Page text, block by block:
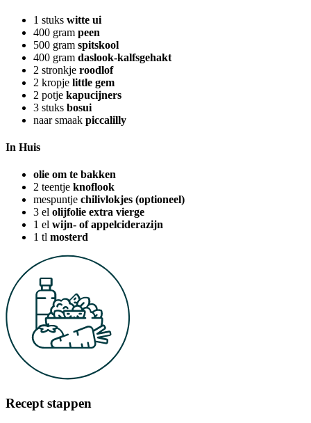
1 stuks witte ui
400 gram peen
500 gram spitskool
400 gram daslook-kalfsgehakt
2 stronkje roodlof
2 kropje little gem
2 potje kapucijners
3 stuks bosui
naar smaak piccalilly
In Huis
olie om te bakken
2 teentje knoflook
mespuntje chilivlokjes (optioneel)
3 el olijfolie extra vierge
1 el wijn- of appelciderazijn
1 tl mosterd
Recept stappen